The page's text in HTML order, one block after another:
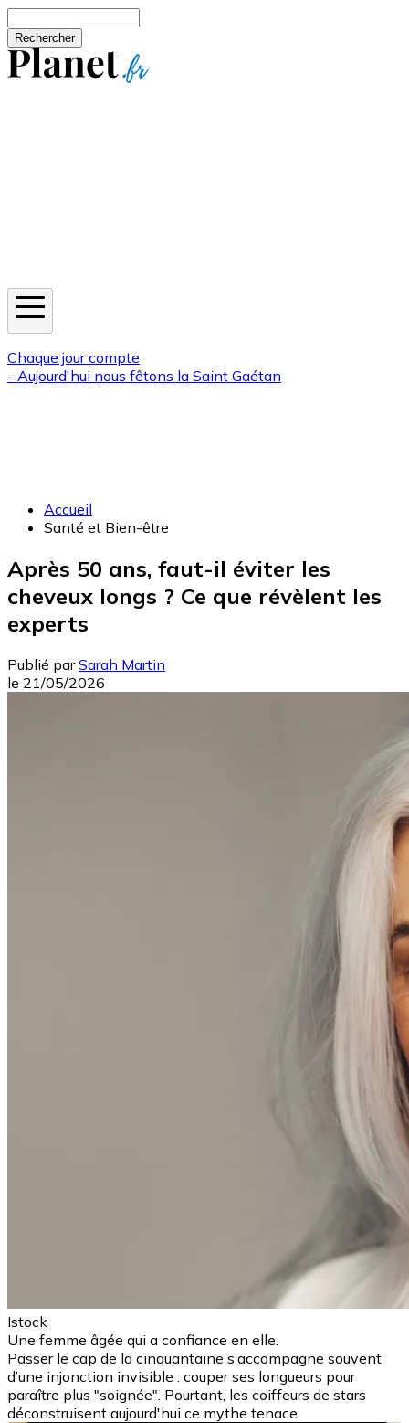
Chaque jour compte
- Aujourd'hui nous fêtons la Saint Gaétan
Accueil
Santé et Bien-être
Après 50 ans, faut-il éviter les
cheveux longs ? Ce que révèlent les
experts
Publié par Sarah Martin
le 21/05/2026
Istock
Une femme âgée qui a confiance en elle.
Passer le cap de la cinquantaine s’accompagne souvent
d’une injonction invisible : couper ses longueurs pour
paraître plus "soignée". Pourtant, les coiffeurs de stars
déconstruisent aujourd'hui ce mythe tenace.